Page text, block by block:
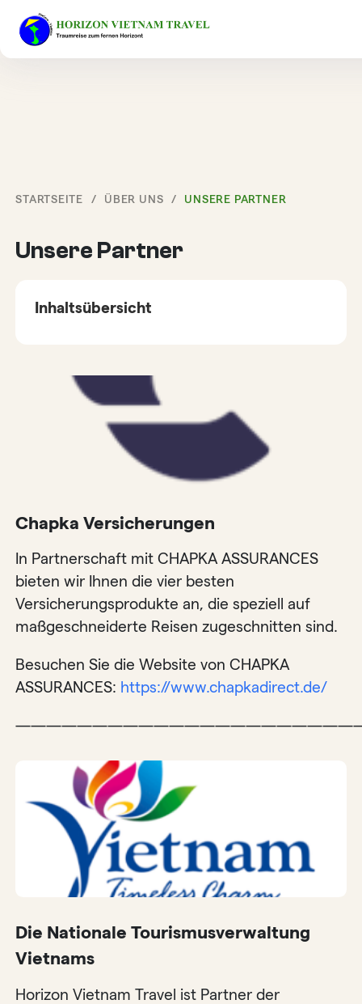
STARTSEITE ÜBER UNS UNSERE PARTNER
Unsere Partner
Inhaltsübersicht
Chapka Versicherungen
In Partnerschaft mit CHAPKA ASSURANCES
bieten wir Ihnen die vier besten
Versicherungsprodukte an, die speziell auf
maßgeschneiderte Reisen zugeschnitten sind.
Besuchen Sie die Website von CHAPKA
ASSURANCES: https://www.chapkadirect.de/
Die Nationale Tourismusverwaltung
Vietnams
Horizon Vietnam Travel ist Partner der